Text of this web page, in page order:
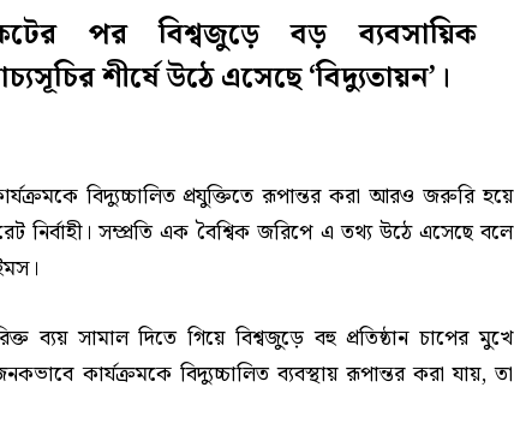
পর বিশ্বজুড়ে বড় ব্যবসায়িক
শীর্ষে উঠে এসেছে ‘বিদ্যুতায়ন’।
বিদ্যুচ্চালিত প্রযুক্তিতে রূপান্তর করা আরও জরুরি হয়ে
সম্প্রতি এক বৈশ্বিক জরিপে এ তথ্য উঠে এসেছে বলে
ব্যয় সামাল দিতে গিয়ে বিশ্বজুড়ে বহু প্রতিষ্ঠান চাপের মুখে
কার্যক্রমকে বিদ্যুচ্চালিত ব্যবস্থায় রূপান্তর করা যায়, তা